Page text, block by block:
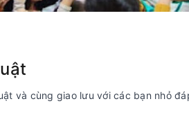
và cùng giao lưu với các bạn nhỏ